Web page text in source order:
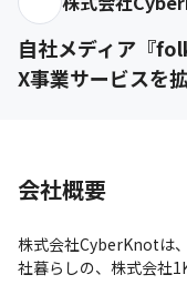
自社メディア『
X事業サービスを
会社概要
株式会社CyberKnotは
社暮らしの、株式会社